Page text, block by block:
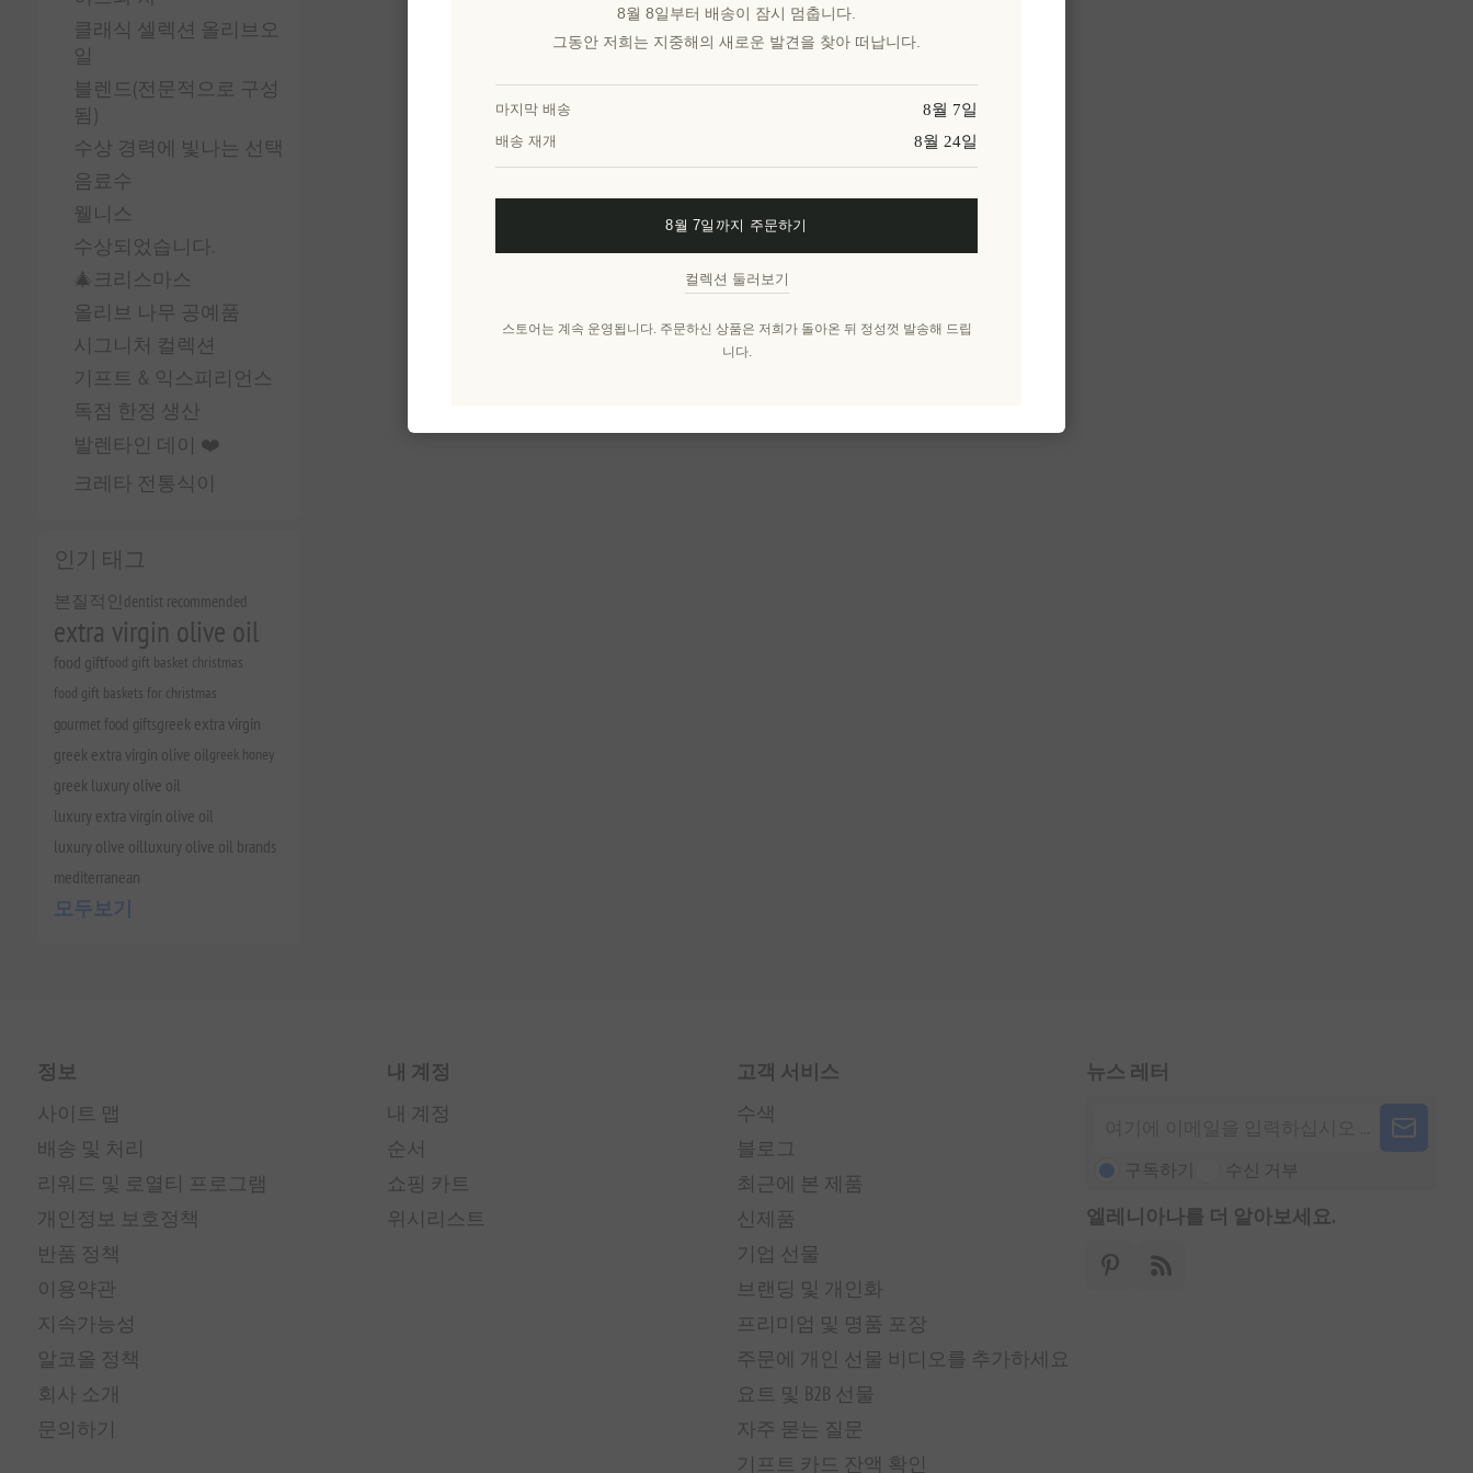
클래식 셀렉션 올리브오
일
블렌드(전문적으로 구성
됨)
수상 경력에 빛나는 선택
음료수
웰니스
수상되었습니다.
🎄크리스마스
올리브 나무 공예품
시그니처 컬렉션
기프트 & 익스피리언스
독점 한정 생산
발렌타인 데이 ❤️
크레타 전통식이
인기 태그
본질적인 dentist recommended
extra virgin olive oil
food giftfood gift basket christmas
food gift baskets for christmas
gourmet food giftsgreek extra virgin
greek extra virgin olive oilgreek honey
greek luxury olive oil
luxury extra virgin olive oil
luxury olive oilluxury olive oil brands
mediterranean
모두보기
정보
사이트 맵
배송 및 처리
리워드 및 로열티 프로그램
개인정보 보호정책
반품 정책
이용약관
지속가능성
알코올 정책
회사 소개
문의하기
내 계정
내 계정
순서
쇼핑 카트
위시리스트
고객 서비스
수색
블로그
최근에 본 제품
신제품
기업 선물
브랜딩 및 개인화
프리미엄 및 명품 포장
주문에 개인 선물 비디오를 추가하세요
요트 및 B2B 선물
자주 묻는 질문
기프트 카드 잔액 확인
뉴스 레터
구독하기 수신 거부
엘레니아나를 더 알아보세요.
8월 8일부터 배송이 잠시 멈춥니다.
그동안 저희는 지중해의 새로운 발견을 찾아 떠납니다.
마지막 배송 8월 7일
배송 재개 8월 24일
8월 7일까지 주문하기
컬렉션 둘러보기
스토어는 계속 운영됩니다. 주문하신 상품은 저희가 돌아온 뒤 정성껏 발송해 드립
니다.